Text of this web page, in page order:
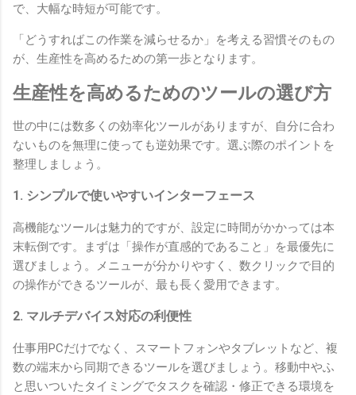
で、大幅な時短が可能です。
「どうすればこの作業を減らせるか」を考える習慣そのもの
が、生産性を高めるための第一歩となります。
生産性を高めるためのツールの選び方
世の中には数多くの効率化ツールがありますが、自分に合わ
ないものを無理に使っても逆効果です。選ぶ際のポイントを
整理しましょう。
1. シンプルで使いやすいインターフェース
高機能なツールは魅力的ですが、設定に時間がかかっては本
末転倒です。まずは「操作が直感的であること」を最優先に
選びましょう。メニューが分かりやすく、数クリックで目的
の操作ができるツールが、最も長く愛用できます。
2. マルチデバイス対応の利便性
仕事用PCだけでなく、スマートフォンやタブレットなど、複
数の端末から同期できるツールを選びましょう。移動中やふ
と思いついたタイミングでタスクを確認・修正できる環境を